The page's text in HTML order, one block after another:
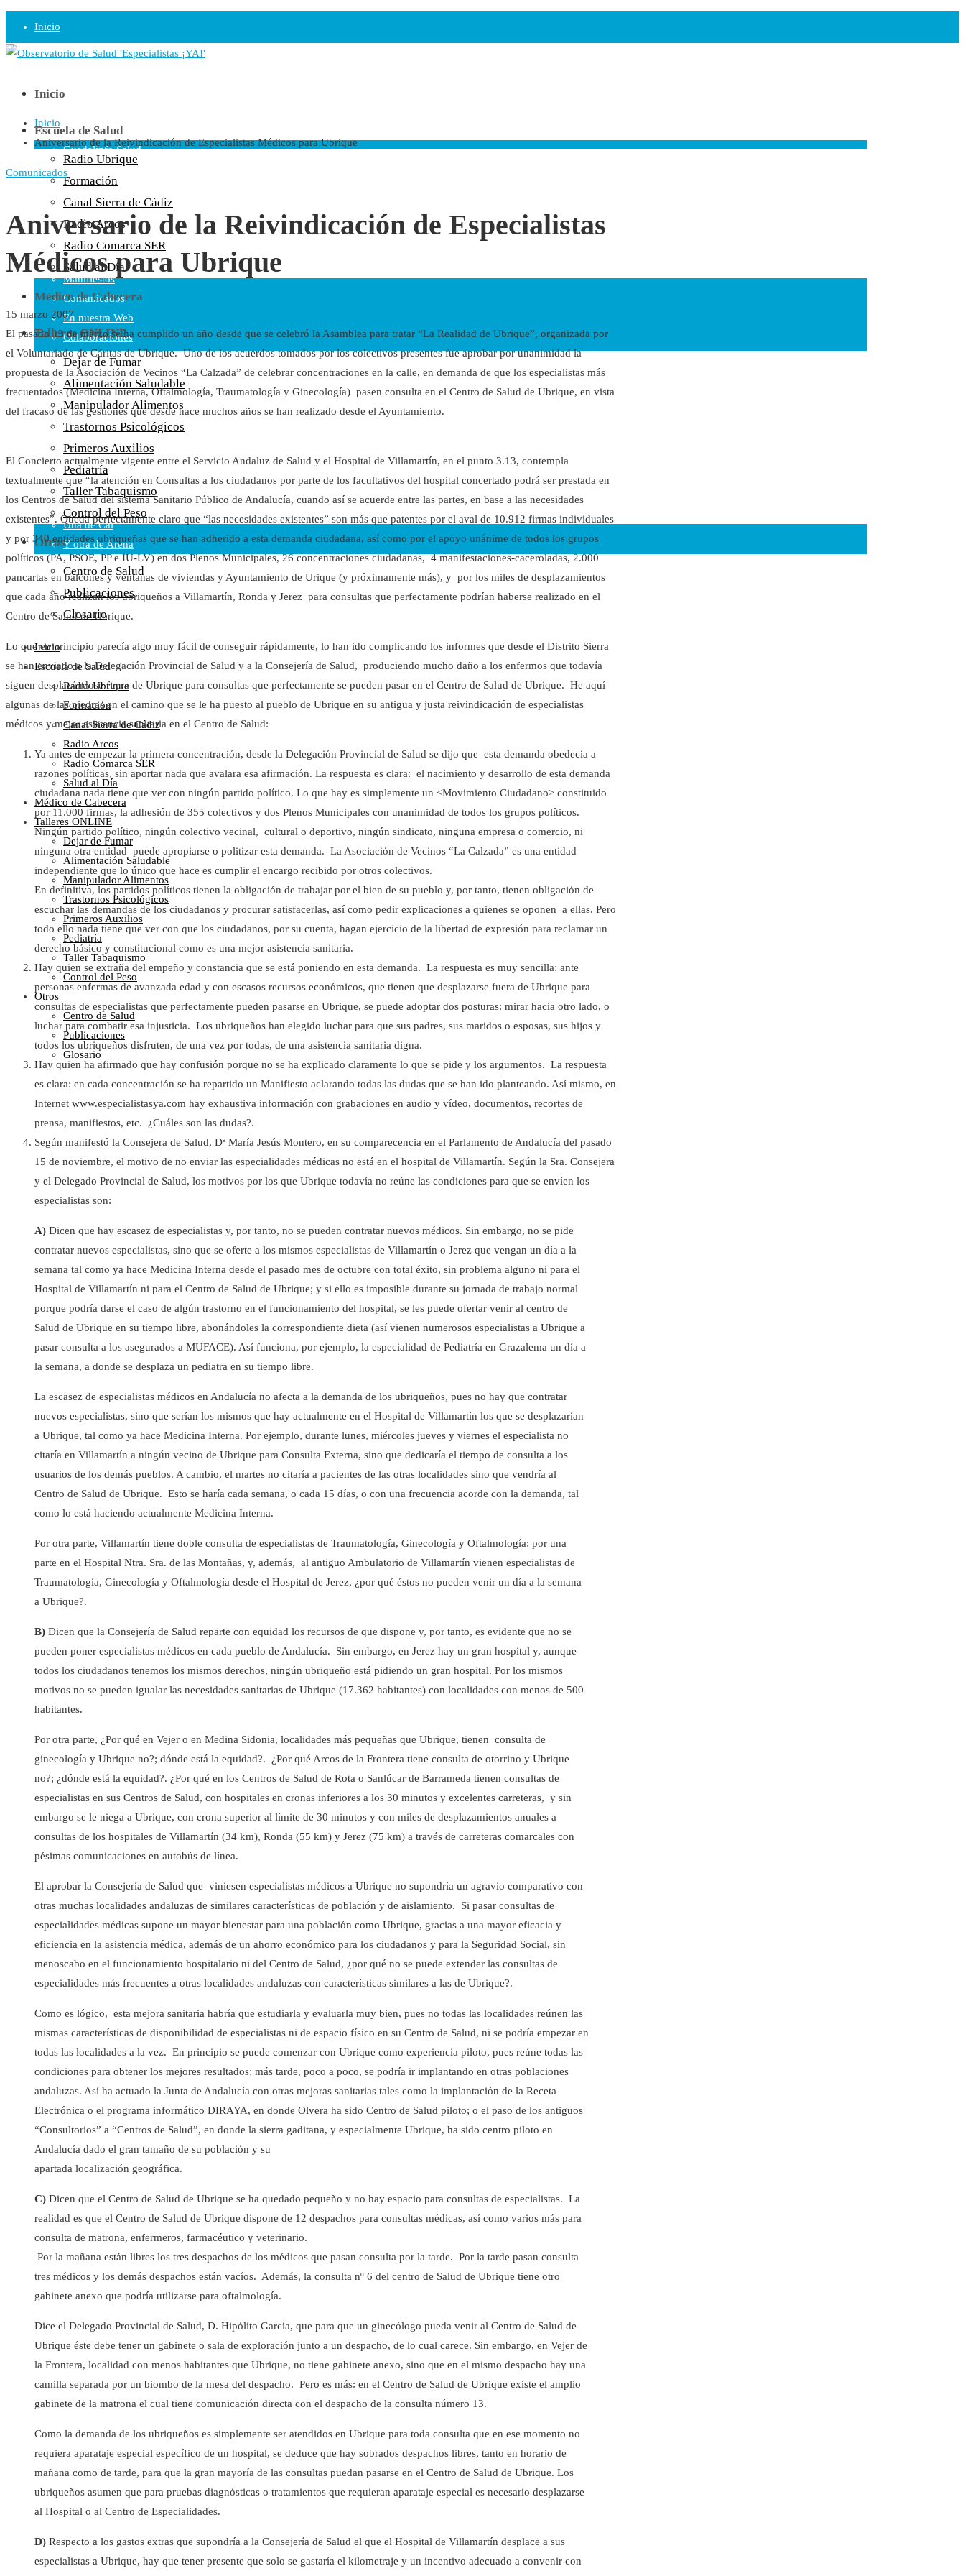
Inicio
Observatorio
Opinión
Radio
Guadalinfo Salud
Radio Guadalete
COPE Pontevedra
Salud en Radio Ubrique
Salud en Verano
Plataforma
Manifiestos
Comunicados
En nuestra Web
Colaboraciones
Cartas al Director
Medios de Comunicación
Otros
Vídeos
Audio
Cara Oscura Sanidad
Humor
Cal y Arena
Una de Cal
Y otra de Arena
Noticias Sanitarias
Enlaces
Inicio
Escuela de Salud
Radio Ubrique
Formación
Canal Sierra de Cádiz
Radio Arcos
Radio Comarca SER
Salud al Día
Médico de Cabecera
Talleres ONLINE
Dejar de Fumar
Alimentación Saludable
Manipulador Alimentos
Trastornos Psicológicos
Primeros Auxilios
Pediatría
Taller Tabaquismo
Control del Peso
Otros
Centro de Salud
Publicaciones
Glosario
Inicio
Escuela de Salud
Radio Ubrique
Formación
Canal Sierra de Cádiz
Radio Arcos
Radio Comarca SER
Salud al Día
Médico de Cabecera
Talleres ONLINE
Dejar de Fumar
Alimentación Saludable
Manipulador Alimentos
Trastornos Psicológicos
Primeros Auxilios
Pediatría
Taller Tabaquismo
Control del Peso
Otros
Centro de Salud
Publicaciones
Glosario
Inicio
Aniversario de la Reivindicación de Especialistas Médicos para Ubrique
Comunicados
Aniversario de la Reivindicación de Especialistas
Médicos para Ubrique
15 marzo 2007
El pasado 13 de marzo se ha cumplido un año desde que se celebró la Asamblea para tratar “La Realidad de Ubrique”, organizada por
el Voluntariado de Cáritas de Ubrique. Uno de los acuerdos tomados por los colectivos presentes fue aprobar por unanimidad la
propuesta de la Asociación de Vecinos “La Calzada” de celebrar concentraciones en la calle, en demanda de que los especialistas más
frecuentados (Medicina Interna, Oftalmología, Traumatología y Ginecología) pasen consulta en el Centro de Salud de Ubrique, en vista
del fracaso de las gestiones que desde hace muchos años se han realizado desde el Ayuntamiento.
El Concierto actualmente vigente entre el Servicio Andaluz de Salud y el Hospital de Villamartín, en el punto 3.13, contempla
textualmente que “la atención en Consultas a los ciudadanos por parte de los facultativos del hospital concertado podrá ser prestada en
los Centros de Salud del sistema Sanitario Público de Andalucía, cuando así se acuerde entre las partes, en base a las necesidades
existentes”. Queda perfectamente claro que “las necesidades existentes” son más que patentes por el aval de 10.912 firmas individuales
y por 340 entidades ubriqueñas que se han adherido a esta demanda ciudadana, así como por el apoyo unánime de todos los grupos
políticos (PA, PSOE, PP e IU-LV) en dos Plenos Municipales, 26 concentraciones ciudadanas, 4 manifestaciones-caceroladas, 2.000
pancartas en balcones y ventanas de viviendas y Ayuntamiento de Urique (y próximamente más), y por los miles de desplazamientos
que cada año realizan los ubriqueños a Villamartín, Ronda y Jerez para consultas que perfectamente podrían haberse realizado en el
Centro de Salud de Ubrique.
Lo que en principio parecía algo muy fácil de conseguir rápidamente, lo han ido complicando los informes que desde el Distrito Sierra
se han enviado a la Delegación Provincial de Salud y a la Consejería de Salud, produciendo mucho daño a los enfermos que todavía
siguen desplazándose fuera de Ubrique para consultas que perfectamente se pueden pasar en el Centro de Salud de Ubrique. He aquí
algunas de las piedras en el camino que se le ha puesto al pueblo de Ubrique en su antigua y justa reivindicación de especialistas
médicos y mejor asistencia sanitaria en el Centro de Salud:
Ya antes de empezar la primera concentración, desde la Delegación Provincial de Salud se dijo que esta demanda obedecía a
razones políticas, sin aportar nada que avalara esa afirmación. La respuesta es clara: el nacimiento y desarrollo de esta demanda
ciudadana nada tiene que ver con ningún partido político. Lo que hay es simplemente un <Movimiento Ciudadano> constituido
por 11.000 firmas, la adhesión de 355 colectivos y dos Plenos Municipales con unanimidad de todos los grupos políticos.
Ningún partido político, ningún colectivo vecinal, cultural o deportivo, ningún sindicato, ninguna empresa o comercio, ni
ninguna otra entidad puede apropiarse o politizar esta demanda. La Asociación de Vecinos “La Calzada” es una entidad
independiente que lo único que hace es cumplir el encargo recibido por otros colectivos.
En definitiva, los partidos políticos tienen la obligación de trabajar por el bien de su pueblo y, por tanto, tienen obligación de
escuchar las demandas de los ciudadanos y procurar satisfacerlas, así como pedir explicaciones a quienes se oponen a ellas. Pero
todo ello nada tiene que ver con que los ciudadanos, por su cuenta, hagan ejercicio de la libertad de expresión para reclamar un
derecho básico y constitucional como es una mejor asistencia sanitaria.
Hay quien se extraña del empeño y constancia que se está poniendo en esta demanda. La respuesta es muy sencilla: ante
personas enfermas de avanzada edad y con escasos recursos económicos, que tienen que desplazarse fuera de Ubrique para
consultas de especialistas que perfectamente pueden pasarse en Ubrique, se puede adoptar dos posturas: mirar hacia otro lado, o
luchar para combatir esa injusticia. Los ubriqueños han elegido luchar para que sus padres, sus maridos o esposas, sus hijos y
todos los ubriqueños disfruten, de una vez por todas, de una asistencia sanitaria digna.
Hay quien ha afirmado que hay confusión porque no se ha explicado claramente lo que se pide y los argumentos. La respuesta
es clara: en cada concentración se ha repartido un Manifiesto aclarando todas las dudas que se han ido planteando. Así mismo, en
Internet www.especialistasya.com hay exhaustiva información con grabaciones en audio y vídeo, documentos, recortes de
prensa, manifiestos, etc. ¿Cuáles son las dudas?.
Según manifestó la Consejera de Salud, Dª María Jesús Montero, en su comparecencia en el Parlamento de Andalucía del pasado
15 de noviembre, el motivo de no enviar las especialidades médicas no está en el hospital de Villamartín. Según la Sra. Consejera
y el Delegado Provincial de Salud, los motivos por los que Ubrique todavía no reúne las condiciones para que se envíen los
especialistas son:
A) Dicen que hay escasez de especialistas y, por tanto, no se pueden contratar nuevos médicos. Sin embargo, no se pide
contratar nuevos especialistas, sino que se oferte a los mismos especialistas de Villamartín o Jerez que vengan un día a la
semana tal como ya hace Medicina Interna desde el pasado mes de octubre con total éxito, sin problema alguno ni para el
Hospital de Villamartín ni para el Centro de Salud de Ubrique; y si ello es imposible durante su jornada de trabajo normal
porque podría darse el caso de algún trastorno en el funcionamiento del hospital, se les puede ofertar venir al centro de
Salud de Ubrique en su tiempo libre, abonándoles la correspondiente dieta (así vienen numerosos especialistas a Ubrique a
pasar consulta a los asegurados a MUFACE). Así funciona, por ejemplo, la especialidad de Pediatría en Grazalema un día a
la semana, a donde se desplaza un pediatra en su tiempo libre.
La escasez de especialistas médicos en Andalucía no afecta a la demanda de los ubriqueños, pues no hay que contratar
nuevos especialistas, sino que serían los mismos que hay actualmente en el Hospital de Villamartín los que se desplazarían
a Ubrique, tal como ya hace Medicina Interna. Por ejemplo, durante lunes, miércoles jueves y viernes el especialista no
citaría en Villamartín a ningún vecino de Ubrique para Consulta Externa, sino que dedicaría el tiempo de consulta a los
usuarios de los demás pueblos. A cambio, el martes no citaría a pacientes de las otras localidades sino que vendría al
Centro de Salud de Ubrique. Esto se haría cada semana, o cada 15 días, o con una frecuencia acorde con la demanda, tal
como lo está haciendo actualmente Medicina Interna.
Por otra parte, Villamartín tiene doble consulta de especialistas de Traumatología, Ginecología y Oftalmología: por una
parte en el Hospital Ntra. Sra. de las Montañas, y, además, al antiguo Ambulatorio de Villamartín vienen especialistas de
Traumatología, Ginecología y Oftalmología desde el Hospital de Jerez, ¿por qué éstos no pueden venir un día a la semana
a Ubrique?.
B) Dicen que la Consejería de Salud reparte con equidad los recursos de que dispone y, por tanto, es evidente que no se
pueden poner especialistas médicos en cada pueblo de Andalucía. Sin embargo, en Jerez hay un gran hospital y, aunque
todos los ciudadanos tenemos los mismos derechos, ningún ubriqueño está pidiendo un gran hospital. Por los mismos
motivos no se pueden igualar las necesidades sanitarias de Ubrique (17.362 habitantes) con localidades con menos de 500
habitantes.
Por otra parte, ¿Por qué en Vejer o en Medina Sidonia, localidades más pequeñas que Ubrique, tienen consulta de
ginecología y Ubrique no?; dónde está la equidad?. ¿Por qué Arcos de la Frontera tiene consulta de otorrino y Ubrique
no?; ¿dónde está la equidad?. ¿Por qué en los Centros de Salud de Rota o Sanlúcar de Barrameda tienen consultas de
especialistas en sus Centros de Salud, con hospitales en cronas inferiores a los 30 minutos y excelentes carreteras, y sin
embargo se le niega a Ubrique, con crona superior al límite de 30 minutos y con miles de desplazamientos anuales a
consultas de los hospitales de Villamartín (34 km), Ronda (55 km) y Jerez (75 km) a través de carreteras comarcales con
pésimas comunicaciones en autobús de línea.
El aprobar la Consejería de Salud que viniesen especialistas médicos a Ubrique no supondría un agravio comparativo con
otras muchas localidades andaluzas de similares características de población y de aislamiento. Si pasar consultas de
especialidades médicas supone un mayor bienestar para una población como Ubrique, gracias a una mayor eficacia y
eficiencia en la asistencia médica, además de un ahorro económico para los ciudadanos y para la Seguridad Social, sin
menoscabo en el funcionamiento hospitalario ni del Centro de Salud, ¿por qué no se puede extender las consultas de
especialidades más frecuentes a otras localidades andaluzas con características similares a las de Ubrique?.
Como es lógico, esta mejora sanitaria habría que estudiarla y evaluarla muy bien, pues no todas las localidades reúnen las
mismas características de disponibilidad de especialistas ni de espacio físico en su Centro de Salud, ni se podría empezar en
todas las localidades a la vez. En principio se puede comenzar con Ubrique como experiencia piloto, pues reúne todas las
condiciones para obtener los mejores resultados; más tarde, poco a poco, se podría ir implantando en otras poblaciones
andaluzas. Así ha actuado la Junta de Andalucía con otras mejoras sanitarias tales como la implantación de la Receta
Electrónica o el programa informático DIRAYA, en donde Olvera ha sido Centro de Salud piloto; o el paso de los antiguos
“Consultorios” a “Centros de Salud”, en donde la sierra gaditana, y especialmente Ubrique, ha sido centro piloto en
Andalucía dado el gran tamaño de su población y su
apartada localización geográfica.
C) Dicen que el Centro de Salud de Ubrique se ha quedado pequeño y no hay espacio para consultas de especialistas. La
realidad es que el Centro de Salud de Ubrique dispone de 12 despachos para consultas médicas, así como varios más para
consulta de matrona, enfermeros, farmacéutico y veterinario.
Por la mañana están libres los tres despachos de los médicos que pasan consulta por la tarde. Por la tarde pasan consulta
tres médicos y los demás despachos están vacíos. Además, la consulta nº 6 del centro de Salud de Ubrique tiene otro
gabinete anexo que podría utilizarse para oftalmología.
Dice el Delegado Provincial de Salud, D. Hipólito García, que para que un ginecólogo pueda venir al Centro de Salud de
Ubrique éste debe tener un gabinete o sala de exploración junto a un despacho, de lo cual carece. Sin embargo, en Vejer de
la Frontera, localidad con menos habitantes que Ubrique, no tiene gabinete anexo, sino que en el mismo despacho hay una
camilla separada por un biombo de la mesa del despacho. Pero es más: en el Centro de Salud de Ubrique existe el amplio
gabinete de la matrona el cual tiene comunicación directa con el despacho de la consulta número 13.
Como la demanda de los ubriqueños es simplemente ser atendidos en Ubrique para toda consulta que en ese momento no
requiera aparataje especial específico de un hospital, se deduce que hay sobrados despachos libres, tanto en horario de
mañana como de tarde, para que la gran mayoría de las consultas puedan pasarse en el Centro de Salud de Ubrique. Los
ubriqueños asumen que para pruebas diagnósticas o tratamientos que requieran aparataje especial es necesario desplazarse
al Hospital o al Centro de Especialidades.
D) Respecto a los gastos extras que supondría a la Consejería de Salud el que el Hospital de Villamartín desplace a sus
especialistas a Ubrique, hay que tener presente que solo se gastaría el kilometraje y un incentivo adecuado a convenir con